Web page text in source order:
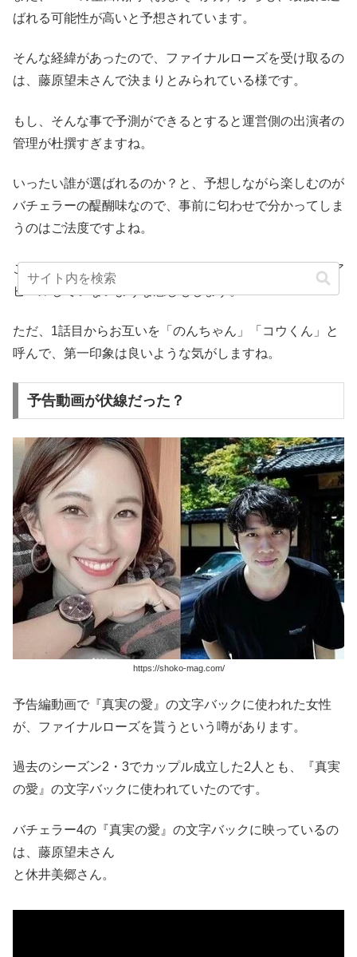
ばれる可能性が高いと予想されています。
そんな経緯があったので、ファイナルローズを受け取るの
は、藤原望未さんで決まりとみられている様です。
もし、そんな事で予測ができるとすると運営側の出演者の
管理が杜撰すぎますね。
いったい誰が選ばれるのか？と、予想しながら楽しむのが
バチェラーの醍醐味なので、事前に匂わせで分かってしま
うのはご法度ですよね。
これまでの藤原望未さんの行動をみると、まだ積極的にア
ピールしていないような感じもします。
ただ、1話目からお互いを「のんちゃん」「コウくん」と
呼んで、第一印象は良いような気がしますね。
予告動画が伏線だった？
https://shoko-mag.com/
予告編動画で『真実の愛』の文字バックに使われた女性
が、ファイナルローズを貰うという噂があります。
過去のシーズン2・3でカップル成立した2人とも、『真実
の愛』の文字バックに使われていたのです。
バチェラー4の『真実の愛』の文字バックに映っているの
は、藤原望未さん
と休井美郷さん。